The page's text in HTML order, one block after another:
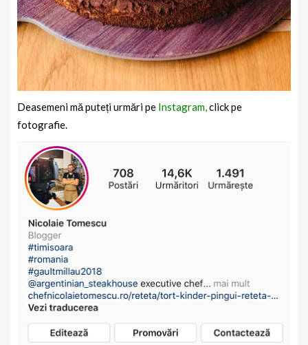
Deasemeni mă puteți urmări pe Instagram,click pe
fotografie.